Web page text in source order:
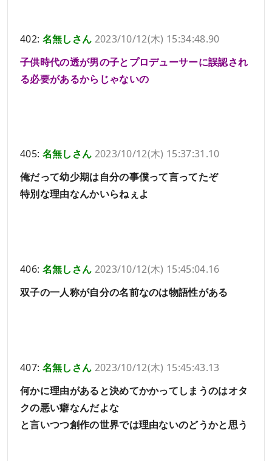
402: 名無しさん 2023/10/12(木) 15:34:48.90
子供時代の透が男の子とプロデューサーに誤認され
る必要があるからじゃないの
405: 名無しさん 2023/10/12(木) 15:37:31.10
俺だって幼少期は自分の事僕って言ってたぞ
特別な理由なんかいらねぇよ
406: 名無しさん 2023/10/12(木) 15:45:04.16
双子の一人称が自分の名前なのは物語性がある
407: 名無しさん 2023/10/12(木) 15:45:43.13
何かに理由があると決めてかかってしまうのはオタ
クの悪い癖なんだよな
と言いつつ創作の世界では理由ないのどうかと思う